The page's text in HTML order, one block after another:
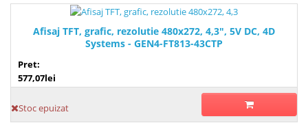
Afisaj TFT, grafic, rezolutie 480x272, 4,3", 5V DC, 4D
Systems - GEN4-FT813-43CTP
Pret:
577,07lei
Stoc epuizat